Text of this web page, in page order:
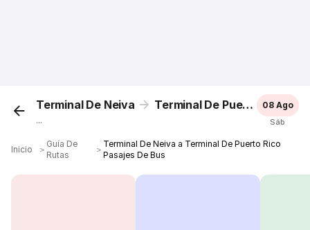
Terminal De Neiva Terminal De Puerto Rico
...
08 Ago
Sáb
Inicio ＞
Guía De
Rutas
＞
Terminal De Neiva a Terminal De Puerto Rico
Pasajes De Bus